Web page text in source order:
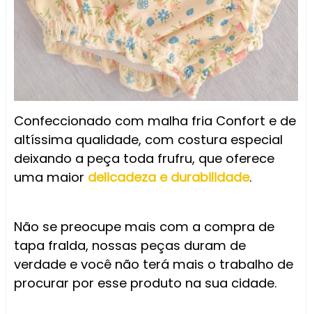
Confeccionado com malha fria Confort e de
altíssima qualidade, com costura especial
deixando a peça toda frufru, que oferece
uma maior delicadeza e durabilidade.
Não se preocupe mais com a compra de
tapa fralda, nossas peças duram de
verdade e você não terá mais o trabalho de
procurar por esse produto na sua cidade.